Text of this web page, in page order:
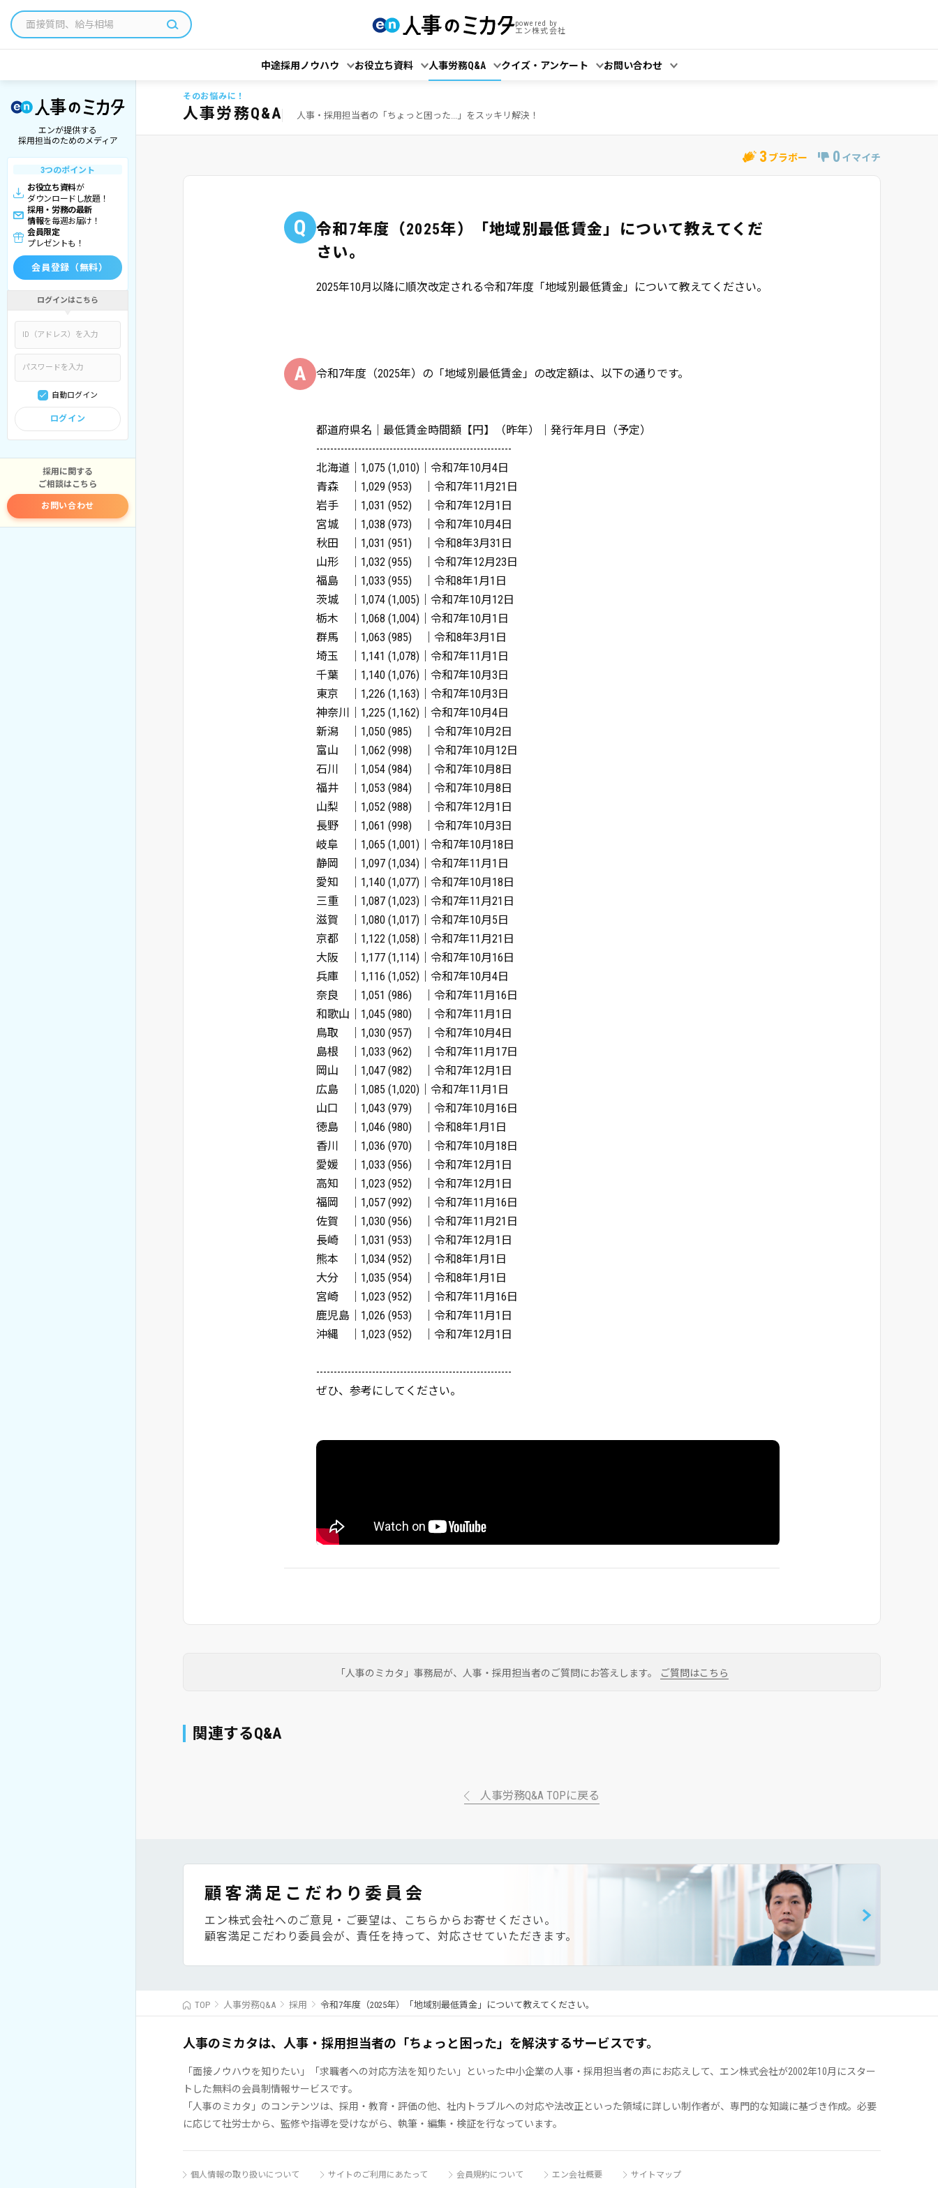
powered by
エン株式会社
中途採用ノウハウ お役立ち資料 人事労務Q&A クイズ・アンケート お問い合わせ
エンが提供する
採用担当のためのメディア
3つのポイント
お役立ち資料が
ダウンロードし放題！
採用・労務の最新
情報を毎週お届け！
会員限定
プレゼントも！
会員登録（無料）
ログインはこちら
自動ログイン
ログイン
採用に関する
ご相談はこちら
お問い合わせ
そのお悩みに！
人事労務Q&A 人事・採用担当者の「ちょっと困った...」をスッキリ解決！
3 ブラボー 0 イマイチ
Q
令和7年度（2025年）「地域別最低賃金」について教えてくだ
さい。
2025年10月以降に順次改定される令和7年度「地域別最低賃金」について教えてください。
A 令和7年度（2025年）の「地域別最低賃金」の改定額は、以下の通りです。
都道府県名｜最低賃金時間額【円】（昨年）｜発行年月日（予定）
--------------------------------------------------------
北海道｜1,075 (1,010)｜令和7年10月4日
青森 ｜1,029 (953) ｜令和7年11月21日
岩手 ｜1,031 (952) ｜令和7年12月1日
宮城 ｜1,038 (973) ｜令和7年10月4日
秋田 ｜1,031 (951) ｜令和8年3月31日
山形 ｜1,032 (955) ｜令和7年12月23日
福島 ｜1,033 (955) ｜令和8年1月1日
茨城 ｜1,074 (1,005)｜令和7年10月12日
栃木 ｜1,068 (1,004)｜令和7年10月1日
群馬 ｜1,063 (985) ｜令和8年3月1日
埼玉 ｜1,141 (1,078)｜令和7年11月1日
千葉 ｜1,140 (1,076)｜令和7年10月3日
東京 ｜1,226 (1,163)｜令和7年10月3日
神奈川｜1,225 (1,162)｜令和7年10月4日
新潟 ｜1,050 (985) ｜令和7年10月2日
富山 ｜1,062 (998) ｜令和7年10月12日
石川 ｜1,054 (984) ｜令和7年10月8日
福井 ｜1,053 (984) ｜令和7年10月8日
山梨 ｜1,052 (988) ｜令和7年12月1日
長野 ｜1,061 (998) ｜令和7年10月3日
岐阜 ｜1,065 (1,001)｜令和7年10月18日
静岡 ｜1,097 (1,034)｜令和7年11月1日
愛知 ｜1,140 (1,077)｜令和7年10月18日
三重 ｜1,087 (1,023)｜令和7年11月21日
滋賀 ｜1,080 (1,017)｜令和7年10月5日
京都 ｜1,122 (1,058)｜令和7年11月21日
大阪 ｜1,177 (1,114)｜令和7年10月16日
兵庫 ｜1,116 (1,052)｜令和7年10月4日
奈良 ｜1,051 (986) ｜令和7年11月16日
和歌山｜1,045 (980) ｜令和7年11月1日
鳥取 ｜1,030 (957) ｜令和7年10月4日
島根 ｜1,033 (962) ｜令和7年11月17日
岡山 ｜1,047 (982) ｜令和7年12月1日
広島 ｜1,085 (1,020)｜令和7年11月1日
山口 ｜1,043 (979) ｜令和7年10月16日
徳島 ｜1,046 (980) ｜令和8年1月1日
香川 ｜1,036 (970) ｜令和7年10月18日
愛媛 ｜1,033 (956) ｜令和7年12月1日
高知 ｜1,023 (952) ｜令和7年12月1日
福岡 ｜1,057 (992) ｜令和7年11月16日
佐賀 ｜1,030 (956) ｜令和7年11月21日
長崎 ｜1,031 (953) ｜令和7年12月1日
熊本 ｜1,034 (952) ｜令和8年1月1日
大分 ｜1,035 (954) ｜令和8年1月1日
宮崎 ｜1,023 (952) ｜令和7年11月16日
鹿児島｜1,026 (953) ｜令和7年11月1日
沖縄 ｜1,023 (952) ｜令和7年12月1日
--------------------------------------------------------
ぜひ、参考にしてください。
「人事のミカタ」事務局が、 人事・採用担当者のご質問にお答えします。 ご質問はこちら
関連するQ&A
人事労務Q&A TOPに戻る
顧客満足こだわり委員会
エン株式会社へのご意見・ご要望は、こちらからお寄せください。
顧客満足こだわり委員会が、責任を持って、対応させていただきます。
TOP 人事労務Q&A 採用 令和7年度（2025年）「地域別最低賃金」について教えてください。
人事のミカタは、人事・採用担当者の「ちょっと困った」を解決するサービスです。
「面接ノウハウを知りたい」「求職者への対応方法を知りたい」といった中小企業の人事・採用担当者の声にお応えして、エン株式会社が2002年10月にスター
トした無料の会員制情報サービスです。
「人事のミカタ」のコンテンツは、採用・教育・評価の他、社内トラブルへの対応や法改正といった領域に詳しい制作者が、専門的な知識に基づき作成。必要
に応じて社労士から、監修や指導を受けながら、執筆・編集・検証を行なっています。
個人情報の取り扱いについて サイトのご利用にあたって 会員規約について エン会社概要 サイトマップ